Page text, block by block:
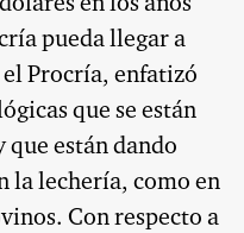
en los años
pueda llegar a
Procría, enfatizó
que se están
que están dando
la lechería, como en
Con respecto a